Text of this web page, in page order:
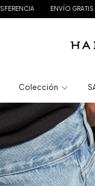
ENVÍO GRATIS A PARTIR DE
Colección